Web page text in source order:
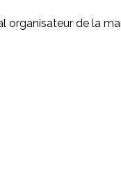
organisateur de la